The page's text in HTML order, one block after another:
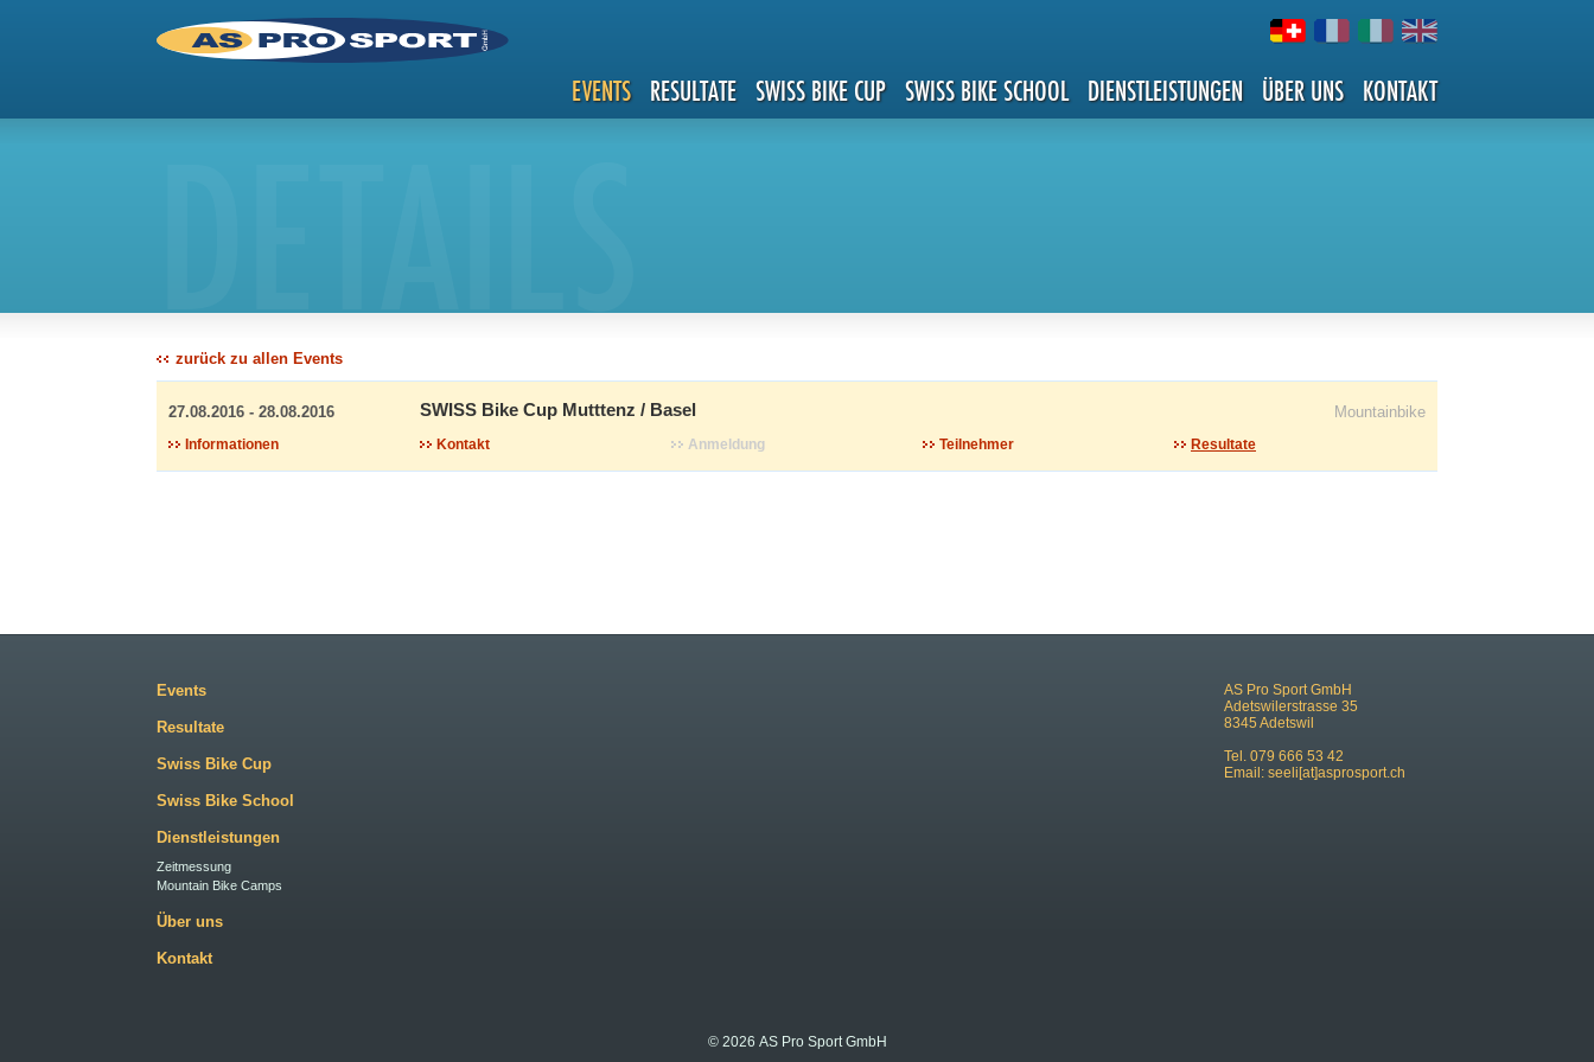
EVENTS RESULTATE SWISS BIKE CUP SWISS BIKE SCHOOL DIENSTLEISTUNGEN ÜBER UNS KONTAKT
zurück zu allen Events
27.08.2016 - 28.08.2016 Mountainbike
SWISS Bike Cup Mutttenz / Basel
Informationen Kontakt Anmeldung Teilnehmer Resultate
AS Pro Sport GmbH
Adetswilerstrasse 35
8345 Adetswil
Tel. 079 666 53 42
Email: seeli[at]asprosport.ch
Events
Resultate
Swiss Bike Cup
Swiss Bike School
Dienstleistungen
Zeitmessung
Mountain Bike Camps
Über uns
Kontakt
© 2026 AS Pro Sport GmbH